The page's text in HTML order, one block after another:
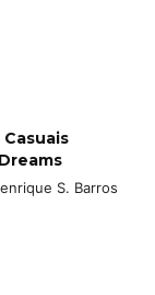
S. Barros